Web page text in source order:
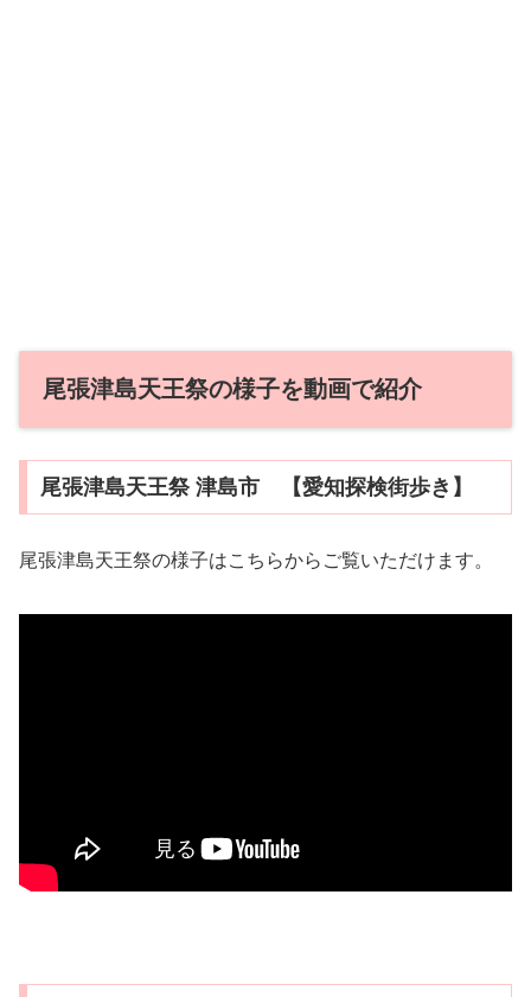
尾張津島天王祭の様子を動画で紹介
尾張津島天王祭 津島市 【愛知探検街歩き】
尾張津島天王祭の様子はこちらからご覧いただけます。